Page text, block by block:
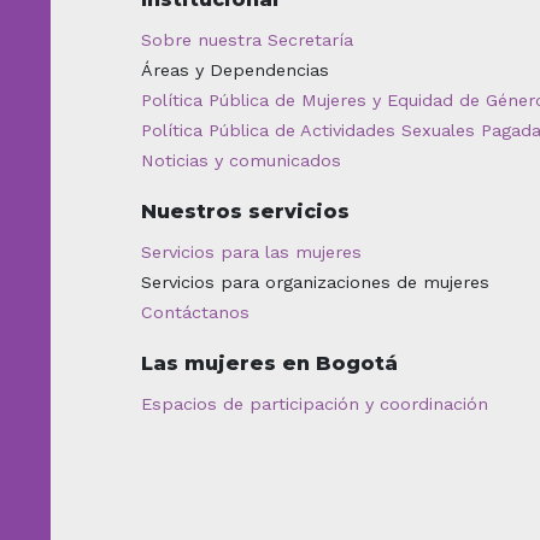
Sobre nuestra Secretaría
Áreas y Dependencias
Política Pública de Mujeres y Equidad de
Política Pública de Actividades Sexuales
Noticias y comunicados
Nuestros servicios
Servicios para las mujeres
Servicios para organizaciones de mujeres
Contáctanos
Las mujeres en Bogotá
Espacios de participación y coordinación